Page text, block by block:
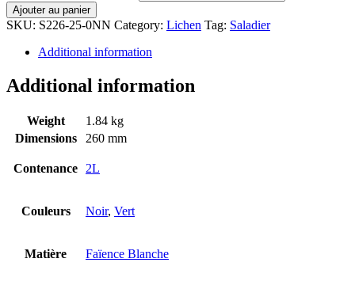
Ajouter au panier
SKU: S226-25-0NN Category: Lichen Tag: Saladier
Additional information
Additional information
Weight
1.84 kg
Dimensions
260 mm
Contenance 2L
Couleurs Noir, Vert
Matière Faïence Blanche